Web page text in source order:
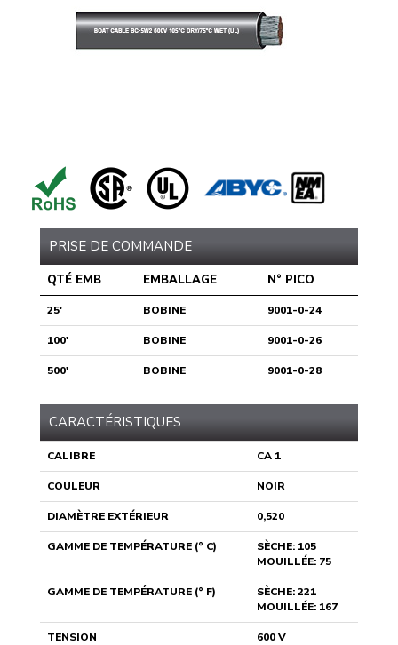
PRISE DE COMMANDE
QTÉ EMB EMBALLAGE N° PICO
25' BOBINE 9001-0-24
100' BOBINE 9001-0-26
500' BOBINE 9001-0-28
CARACTÉRISTIQUES
CALIBRE CA 1
COULEUR NOIR
DIAMÈTRE EXTÉRIEUR 0,520
GAMME DE TEMPÉRATURE (° C)
SÈCHE: 105
MOUILLÉE: 75
GAMME DE TEMPÉRATURE (° F)
SÈCHE: 221
MOUILLÉE: 167
TENSION 600 V